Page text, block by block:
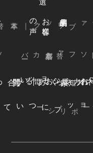
お客様の
声
ー
お届けまでの流れ
ウェブカタログ
オンラインショップ お知らせ
オンラインショップについて